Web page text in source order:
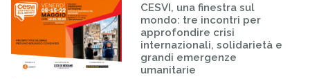
CESVI, una finestra sul
mondo: tre incontri per
approfondire crisi
internazionali, solidarietà e
grandi emergenze
umanitarie